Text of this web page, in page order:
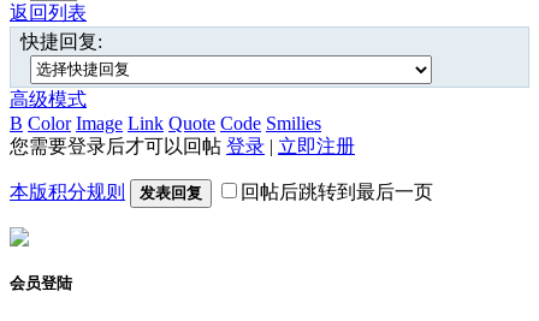
返回列表
快捷回复:
高级模式
B Color Image Link Quote Code Smilies
您需要登录后才可以回帖 登录 | 立即注册
本版积分规则 发表回复 回帖后跳转到最后一页
会员登陆